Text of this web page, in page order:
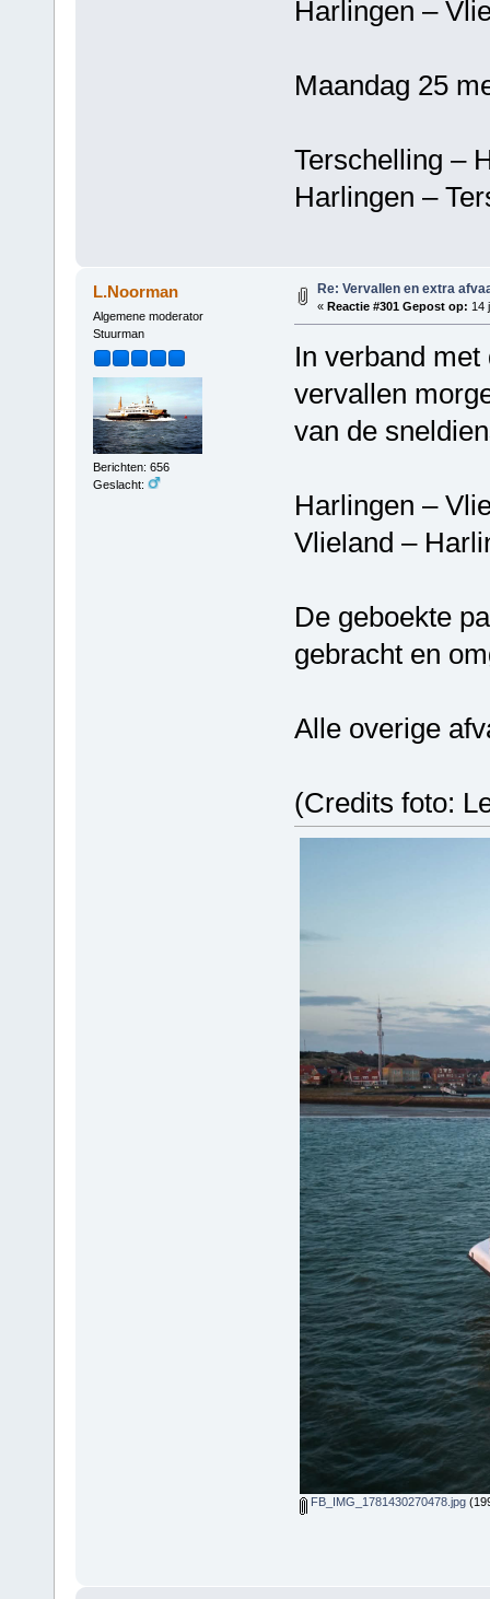
Harlingen
Maandag 25
Terschelling
Harlingen –
L.Noorman
Algemene moderator
Stuurman
Berichten: 656
Geslacht:
Re: Vervallen en extra
« Reactie #301 Gepost op: 14
In verband
vervallen
van de
Harlingen –
Vlieland –
De geboekte
gebracht en
Alle overige
(Credits foto:
FB_IMG_1781430270478.jpg